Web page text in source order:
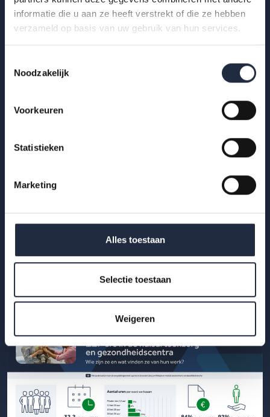
informatie die u aan ze heeft verstrekt of die ze hebben
verzameld op basis van uw gebruik van hun services.
Noodzakelijk
Voorkeuren
Statistieken
Marketing
Alles toestaan
Selectie toestaan
Weigeren
29 okt 2025
Werknemers- en werkgeversenquête 2e
kwartaal 2025 – Gehandicaptenzorg
Hoe ervaren werknemers en werkgevers het werken in de
gehandicaptenzorg? Bekijk de infographic met kerncijfers Q2
Lees meer